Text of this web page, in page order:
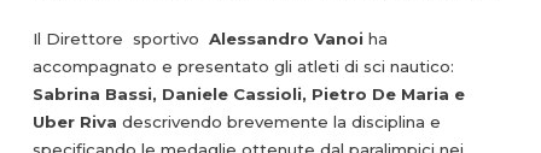
Il Direttore sportivo Alessandro Vanoi ha
accompagnato e presentato gli atleti di sci nautico:
Sabrina Bassi, Daniele Cassioli, Pietro De Maria e
Uber Riva descrivendo brevemente la disciplina e
specificando le medaglie ottenute dal paralimpici nei